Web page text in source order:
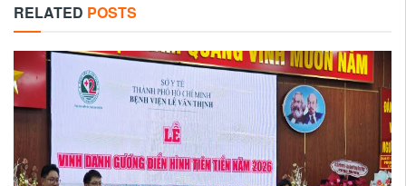
RELATED POSTS